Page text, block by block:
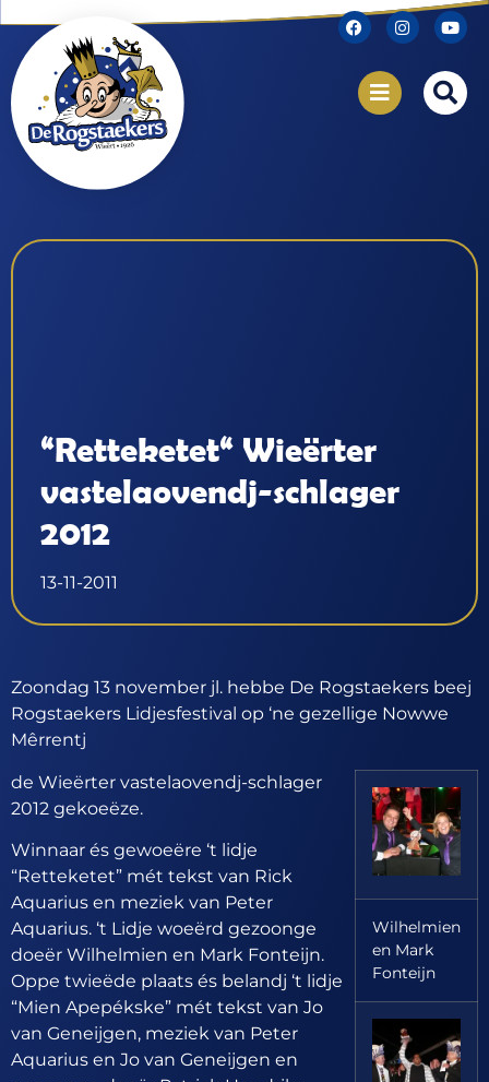
“Retteketet“ Wieërter
vastelaovendj-schlager
2012
13-11-2011
Zoondag 13 november jl. hebbe De Rogstaekers beej
Rogstaekers Lidjesfestival op ‘ne gezellige Nowwe
Mêrrentj
Wilhelmien
en Mark
Fonteijn
de Wieërter vastelaovendj-schlager
2012 gekoeëze.
Winnaar és gewoeëre ‘t lidje
“Retteketet” mét tekst van Rick
Aquarius en meziek van Peter
Aquarius. ‘t Lidje woeërd gezoonge
doeër Wilhelmien en Mark Fonteijn.
Oppe twieëde plaats és belandj ‘t lidje
“Mien Apepékske” mét tekst van Jo
van Geneijgen, meziek van Peter
Aquarius en Jo van Geneijgen en